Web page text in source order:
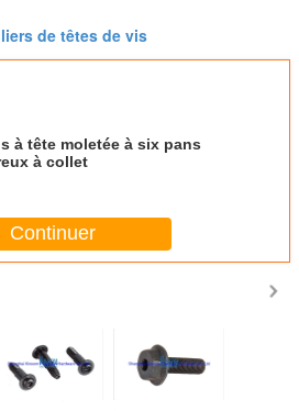
de têtes de vis
à tête moletée à six pans
à collet
Continuer